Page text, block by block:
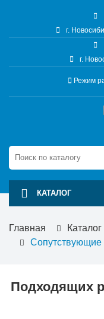
г.
г.
Режим
КАТАЛОГ
Главная Каталог
Сопутствующие
Подходящих